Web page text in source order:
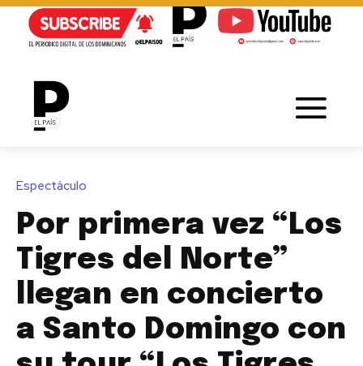
Espectáculo
Por primera vez “Los
Tigres del Norte”
llegan en concierto
a Santo Domingo con